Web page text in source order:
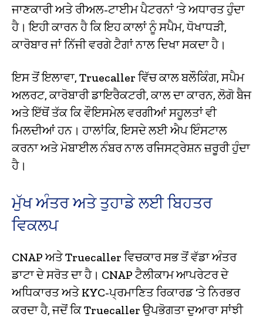
ਜਾਣਕਾਰੀ ਅਤੇ ਰੀਅਲ-ਟਾਈਮ ਪੈਟਰਨਾਂ ‘ਤੇ ਅਧਾਰਤ ਹੁੰਦਾ
ਹੈ। ਇਹੀ ਕਾਰਨ ਹੈ ਕਿ ਇਹ ਕਾਲਾਂ ਨੂੰ ਸਪੈਮ, ਧੋਖਾਧੜੀ,
ਕਾਰੋਬਾਰ ਜਾਂ ਨਿੱਜੀ ਵਰਗੇ ਟੈਗਾਂ ਨਾਲ ਦਿਖਾ ਸਕਦਾ ਹੈ।
ਇਸ ਤੋਂ ਇਲਾਵਾ, Truecaller ਵਿੱਚ ਕਾਲ ਬਲੌਕਿੰਗ, ਸਪੈਮ
ਅਲਰਟ, ਕਾਰੋਬਾਰੀ ਡਾਇਰੈਕਟਰੀ, ਕਾਲ ਦਾ ਕਾਰਨ, ਲੋਗੋ ਬੈਜ
ਅਤੇ ਇੱਥੋਂ ਤੱਕ ਕਿ ਵੌਇਸਮੇਲ ਵਰਗੀਆਂ ਸਹੂਲਤਾਂ ਵੀ
ਮਿਲਦੀਆਂ ਹਨ। ਹਾਲਾਂਕਿ, ਇਸਦੇ ਲਈ ਐਪ ਇੰਸਟਾਲ
ਕਰਨਾ ਅਤੇ ਮੋਬਾਈਲ ਨੰਬਰ ਨਾਲ ਰਜਿਸਟ੍ਰੇਸ਼ਨ ਜ਼ਰੂਰੀ ਹੁੰਦਾ
ਹੈ।
ਮੁੱਖ ਅੰਤਰ ਅਤੇ ਤੁਹਾਡੇ ਲਈ ਬਿਹਤਰ
ਵਿਕਲਪ
CNAP ਅਤੇ Truecaller ਵਿਚਕਾਰ ਸਭ ਤੋਂ ਵੱਡਾ ਅੰਤਰ
ਡਾਟਾ ਦੇ ਸਰੋਤ ਦਾ ਹੈ। CNAP ਟੈਲੀਕਾਮ ਆਪਰੇਟਰ ਦੇ
ਅਧਿਕਾਰਤ ਅਤੇ KYC-ਪ੍ਰਮਾਣਿਤ ਰਿਕਾਰਡ ‘ਤੇ ਨਿਰਭਰ
ਕਰਦਾ ਹੈ, ਜਦੋਂ ਕਿ Truecaller ਉਪਭੋਗਤਾ ਦੁਆਰਾ ਸਾਂਝੀ